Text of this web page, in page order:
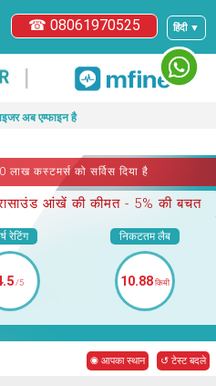
हिंदी ▼
☎ 08061970525
|
अब एम्फाइन है
कस्टमर्स को सर्विस दिया है
आंखें की कीमत - 5% की बचत
रेटिंग
/5
निकटतम लैब
10.88किमी
◉ आपका स्थान ↺ टेस्ट बदले